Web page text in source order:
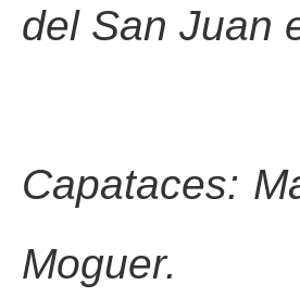
del San Juan
Capataces:
Moguer.